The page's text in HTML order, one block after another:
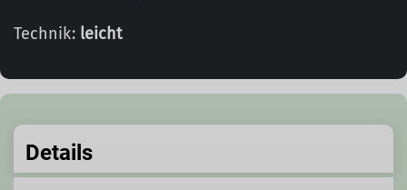
Technik: leicht
Details